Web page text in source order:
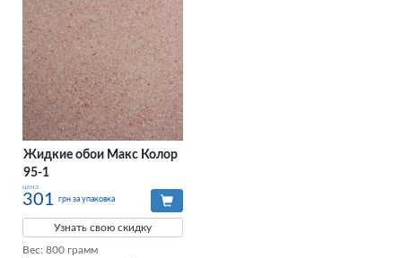
Жидкие обои Макс Колор
95-1
цена
301 грн за упаковка
Узнать свою скидку
Вес: 800 грамм